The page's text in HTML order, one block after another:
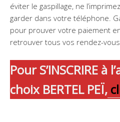
éviter le gaspillage, ne
garder dans votre téléphone.
pour prouver votre paiement
retrouver tous vos rendez-vous
Pour S’INSCRIRE à
choix BERTEL PEÏ,